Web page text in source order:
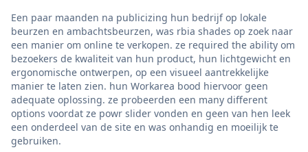
Een paar maanden na publicizing hun bedrijf op lokale
beurzen en ambachtsbeurzen, was rbia shades op zoek naar
een manier om online te verkopen. ze required the ability om
bezoekers de kwaliteit van hun product, hun lichtgewicht en
ergonomische ontwerpen, op een visueel aantrekkelijke
manier te laten zien. hun Workarea bood hiervoor geen
adequate oplossing. ze probeerden een many different
options voordat ze powr slider vonden en geen van hen leek
een onderdeel van de site en was onhandig en moeilijk te
gebruiken.